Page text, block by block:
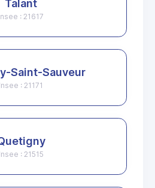
Talant
: 21617
Saint-Sauveur
Insee : 21171
Insee : 21515